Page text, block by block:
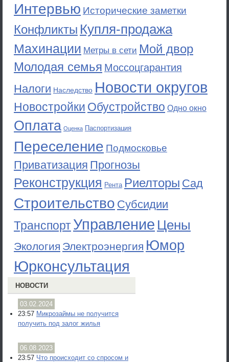
Интервью Исторические заметки
Конфликты Купля-продажа
Махинации Метры в сети Мой двор
Молодая семья Моссоцгарантия
Налоги Наследство Новости округов
Новостройки Обустройство Одно окно
Оплата Оценка Паспортизация
Переселение Подмосковье
Приватизация Прогнозы
Реконструкция Рента Риелторы Сад
Строительство Субсидии
ТранспортУправление Цены
Экология Электроэнергия Юмор
Юрконсультация
НОВОСТИ
03.02.2024
23:57 Микрозаймы не получится
получить под залог жилья
06.08.2023
23:57 Что происходит со спросом и